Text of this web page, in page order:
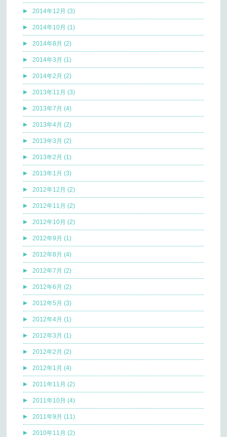
2014年12月 (3)
2014年10月 (1)
2014年8月 (2)
2014年3月 (1)
2014年2月 (2)
2013年11月 (3)
2013年7月 (4)
2013年4月 (2)
2013年3月 (2)
2013年2月 (1)
2013年1月 (3)
2012年12月 (2)
2012年11月 (2)
2012年10月 (2)
2012年9月 (1)
2012年8月 (4)
2012年7月 (2)
2012年6月 (2)
2012年5月 (3)
2012年4月 (1)
2012年3月 (1)
2012年2月 (2)
2012年1月 (4)
2011年11月 (2)
2011年10月 (4)
2011年9月 (11)
2010年11月 (2)